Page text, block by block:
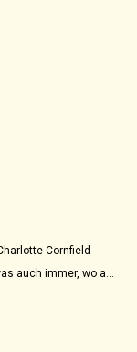
Cornfield
auch immer, wo a...